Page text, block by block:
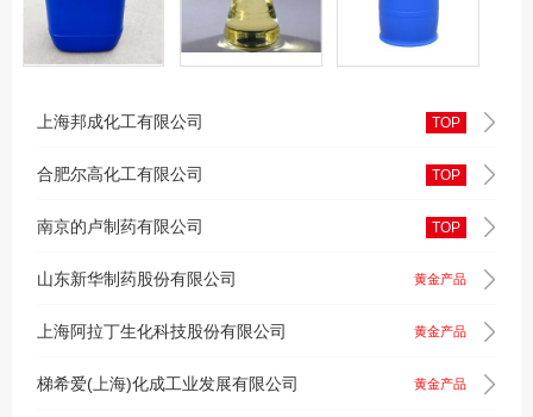
上海邦成化工有限公司 TOP
合肥尔高化工有限公司 TOP
南京的卢制药有限公司 TOP
山东新华制药股份有限公司 黄金产品
上海阿拉丁生化科技股份有限公司 黄金产品
梯希爱(上海)化成工业发展有限公司 黄金产品